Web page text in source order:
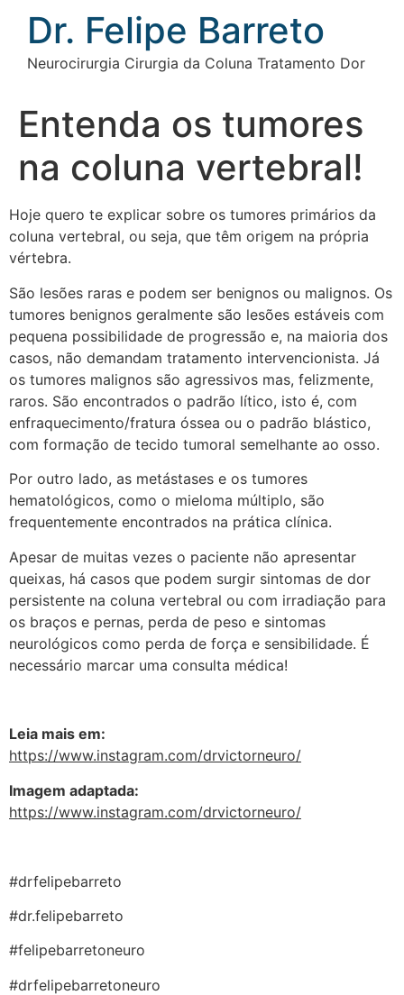
conteúdo
Dr. Felipe Barreto
Neurocirurgia Cirurgia da Coluna Tratamento Dor
Entenda os tumores
na coluna vertebral!
Hoje quero te explicar sobre os tumores primários da
coluna vertebral, ou seja, que têm origem na própria
vértebra.
São lesões raras e podem ser benignos ou malignos. Os
tumores benignos geralmente são lesões estáveis com
pequena possibilidade de progressão e, na maioria dos
casos, não demandam tratamento intervencionista. Já
os tumores malignos são agressivos mas, felizmente,
raros. São encontrados o padrão lítico, isto é, com
enfraquecimento/fratura óssea ou o padrão blástico,
com formação de tecido tumoral semelhante ao osso.
Por outro lado, as metástases e os tumores
hematológicos, como o mieloma múltiplo, são
frequentemente encontrados na prática clínica.
Apesar de muitas vezes o paciente não apresentar
queixas, há casos que podem surgir sintomas de dor
persistente na coluna vertebral ou com irradiação para
os braços e pernas, perda de peso e sintomas
neurológicos como perda de força e sensibilidade. É
necessário marcar uma consulta médica!
Leia mais em:
https://www.instagram.com/drvictorneuro/
Imagem adaptada:
https://www.instagram.com/drvictorneuro/
#drfelipebarreto
#dr.felipebarreto
#felipebarretoneuro
#drfelipebarretoneuro